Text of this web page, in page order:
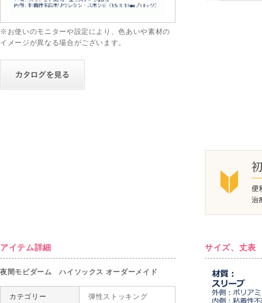
※お使いのモニターや設定により、色あいや素材の
イメージが異なる場合がございます。
アイテム詳細
夜間モビダーム ハイソックス オーダーメイド
カテゴリー 弾性ストッキング
サイズ、丈表